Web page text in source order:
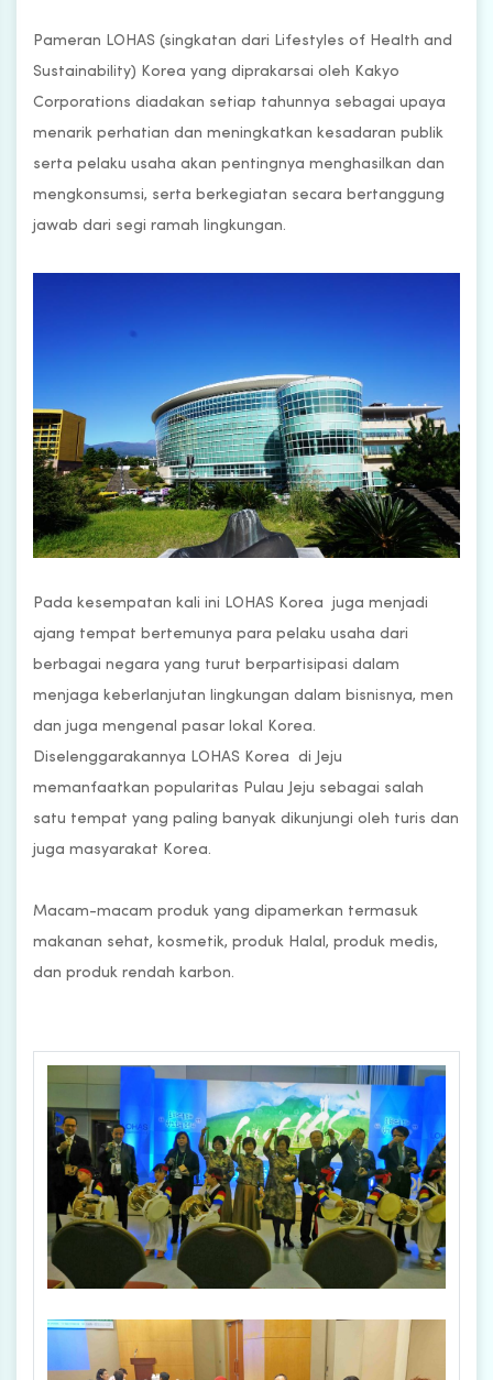
Pameran LOHAS (singkatan dari Lifestyles of Health and
Sustainability) Korea yang diprakarsai oleh Kakyo
Corporations diadakan setiap tahunnya sebagai upaya
menarik perhatian dan meningkatkan kesadaran publik
serta pelaku usaha akan pentingnya menghasilkan dan
mengkonsumsi, serta berkegiatan secara bertanggung
jawab dari segi ramah lingkungan.
Pada kesempatan kali ini LOHAS Korea juga menjadi
ajang tempat bertemunya para pelaku usaha dari
berbagai negara yang turut berpartisipasi dalam
menjaga keberlanjutan lingkungan dalam bisnisnya, men
dan juga mengenal pasar lokal Korea.
Diselenggarakannya LOHAS Korea di Jeju
memanfaatkan popularitas Pulau Jeju sebagai salah
satu tempat yang paling banyak dikunjungi oleh turis dan
juga masyarakat Korea.
Macam-macam produk yang dipamerkan termasuk
makanan sehat, kosmetik, produk Halal, produk medis,
dan produk rendah karbon.